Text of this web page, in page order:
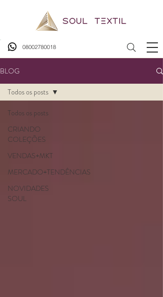
08002780018
BLOG
Todos os posts
CRIANDO
COLEÇÕES
VENDAS+MKT
MERCADO+TENDÊNCIAS
NOVIDADES
SOUL
Todos os posts